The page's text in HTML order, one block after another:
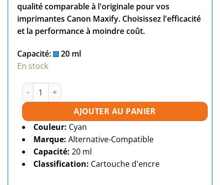
qualité comparable à l'originale pour vos
imprimantes Canon Maxify. Choisissez l'efficacité
et la performance à moindre coût.
Capacité:
20 ml
En stock
quantité de Cartouche d'encre compatible Canon PGI-
AJOUTER AU PANIER
Couleur: Cyan
Marque: Alternative-Compatible
Capacité: 20 ml
Classification: Cartouche d'encre